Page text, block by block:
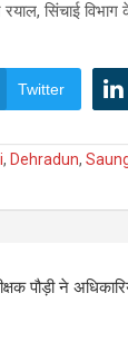
रयाल, सिंचाई
Twitter
, Dehradun,
पौड़ी ने